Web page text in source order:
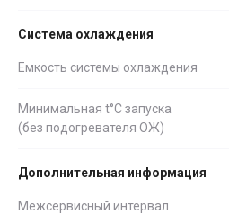
Система охлаждения
Емкость системы охлаждения
Минимальная t°С запуска
(без подогревателя ОЖ)
Дополнительная информация
Межсервисный интервал